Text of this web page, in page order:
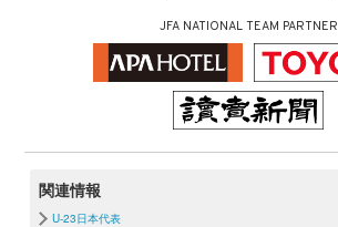
JFA NATIONAL TEAM PARTNER
関連情報
U-23日本代表